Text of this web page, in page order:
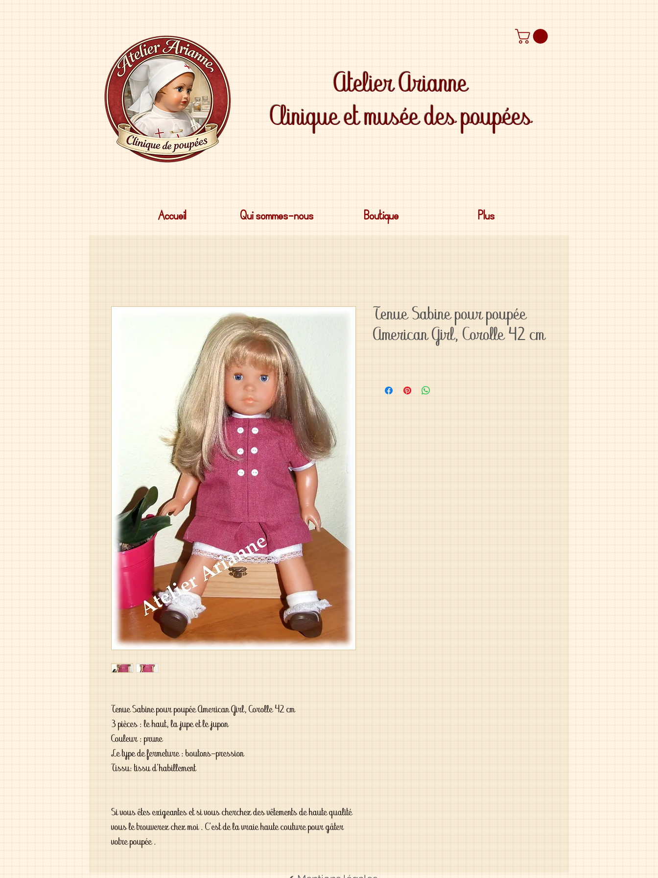
Atelier Arianne
Clinique et musée des poupées
Accueil Qui sommes-nous Boutique Plus
Tenue Sabine pour poupée American Girl, Corolle 42 cm
3 pièces : le haut, la jupe et le jupon
Couleur : prune
Le type de fermeture : boutons-pression
Tissu: tissu d'habillement
Si vous êtes exigeantes et si vous cherchez des vêtements de haute qualité
vous le trouverez chez moi . C'est de la vraie haute couture pour gâter
votre poupée .
Tenue Sabine pour poupée
American Girl, Corolle 42 cm